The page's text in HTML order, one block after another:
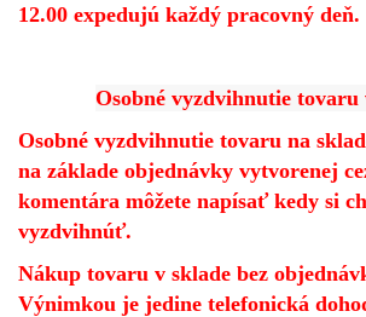
12.00 expedujú každý pracovný deň.
Osobné vyzdvihnutie tovaru
Osobné vyzdvihnutie tovaru na
na základe objednávky vytvorenej
komentára môžete napísať kedy si
vyzdvihnúť.
Nákup tovaru v sklade bez
Výnimkou je jedine telefonická